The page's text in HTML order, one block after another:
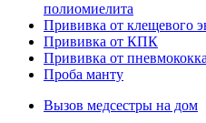
полиомиелита
Прививка от клещевого
Прививка от КПК
Прививка от пневмококка
Проба манту
Вызов медсестры на дом